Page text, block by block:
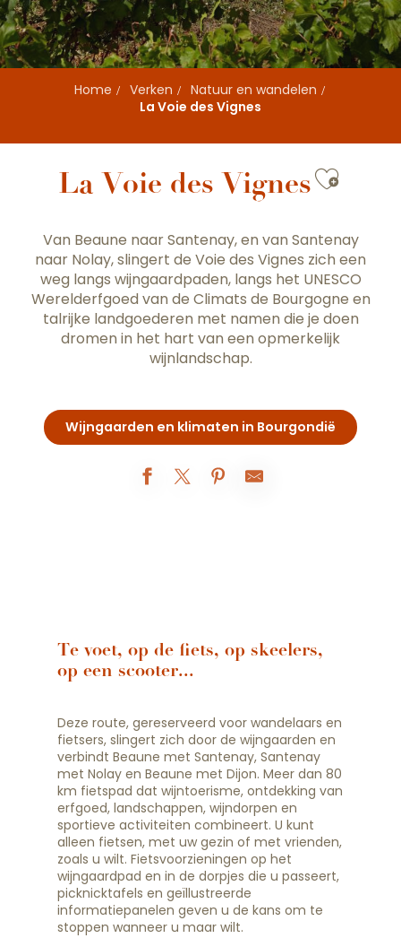
Home Verken
Natuur en wandelen
La Voie des Vignes
La Voie des Vignes
Van Beaune naar Santenay, en van Santenay
naar Nolay, slingert de Voie des Vignes zich een
weg langs wijngaardpaden, langs het UNESCO
Werelderfgoed van de Climats de Bourgogne en
talrijke landgoederen met namen die je doen
dromen in het hart van een opmerkelijk
wijnlandschap.
Wijngaarden en klimaten in Bourgondië
Te voet, op de fiets, op skeelers,
op een scooter...
Deze route, gereserveerd voor wandelaars en
fietsers, slingert zich door de wijngaarden en
verbindt Beaune met Santenay, Santenay
met Nolay en Beaune met Dijon. Meer dan 80
km fietspad dat wijntoerisme, ontdekking van
erfgoed, landschappen, wijndorpen en
sportieve activiteiten combineert. U kunt
alleen fietsen, met uw gezin of met vrienden,
zoals u wilt. Fietsvoorzieningen op het
wijngaardpad en in de dorpjes die u passeert,
picknicktafels en geïllustreerde
informatiepanelen geven u de kans om te
stoppen wanneer u maar wilt.